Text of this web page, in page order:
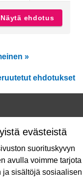
evästeistä
suorituskyvyn
avulla voimme tarjota
ja sisältöjä sosiaalisen
Näytä ehdotus
»
ehdotukset